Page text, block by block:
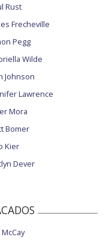
Rust
Frecheville
Pegg
Wilde
Johnson
Lawrence
Mora
Bomer
Kier
Dever
McCay